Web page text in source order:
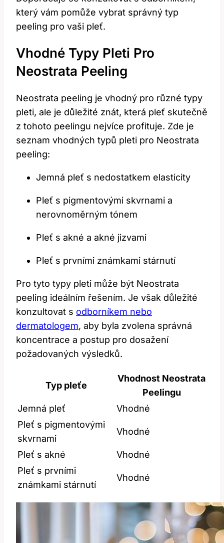
⁤který vám pomůže vybrat ​správný typ
⁣peeling ⁢pro vaši pleť.
Vhodné Typy Pleti ‌pro
Neostrata Peeling
Neostrata⁣ peeling je vhodný⁤ pro různé⁤ typy
pleti, ale je důležité znát,⁣ která‍ pleť skutečně
z tohoto peelingu nejvíce profituje. ​Zde je‌
seznam vhodných typů ⁤pleti pro Neostrata
peeling:
Jemná pleť⁣ s nedostatkem elasticity
Pleť s pigmentovými skvrnami ‌a ​
nerovnoměrným tónem
Pleť ⁤s ‌akné ‌a akné jizvami
Pleť s ‍prvními známkami⁢ stárnutí
Pro ‌tyto typy pleti může být Neostrata
peeling ideálním řešením. Je však důležité
konzultovat s odborníkem nebo
dermatologem, ⁣aby byla zvolena správná
koncentrace a postup ​pro dosažení
požadovaných výsledků.
Typ pleťe
Vhodnost ⁤Neostrata
Peelingu
Jemná pleť
Vhodné
Pleť ​s​ pigmentovými
skvrnami
Vhodné
Pleť s akné
Vhodné
Pleť s‍ prvními
známkami ⁣stárnutí
Vhodné